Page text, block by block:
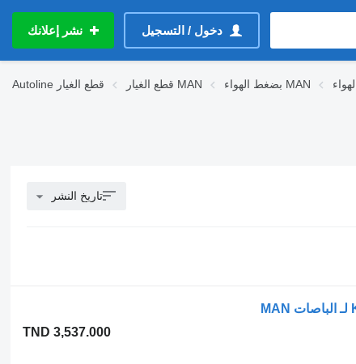
دخول / التسجيل نشر إعلانك
Autoline قطع الغيار قطع الغيار MAN بضغط الهواء MAN
تاريخ النشر
TND 3,537.000